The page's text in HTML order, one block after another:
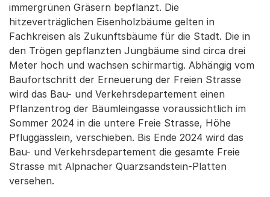
immergrünen Gräsern bepflanzt. Die
hitzeverträglichen Eisenholzbäume gelten in
Fachkreisen als Zukunftsbäume für die Stadt. Die in
den Trögen gepflanzten Jungbäume sind circa drei
Meter hoch und wachsen schirmartig. Abhängig vom
Baufortschritt der Erneuerung der Freien Strasse
wird das Bau- und Verkehrsdepartement einen
Pflanzentrog der Bäumleingasse voraussichtlich im
Sommer 2024 in die untere Freie Strasse, Höhe
Pfluggässlein, verschieben. Bis Ende 2024 wird das
Bau- und Verkehrsdepartement die gesamte Freie
Strasse mit Alpnacher Quarzsandstein-Platten
versehen.